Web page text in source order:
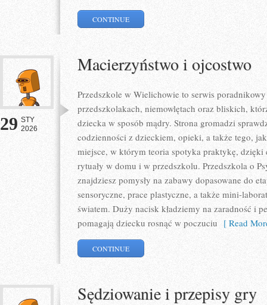
CONTINUE
29 STY
2026
Macierzyństwo i ojcostwo
Przedszkole w Wielichowie to serwis
przedszkolakach, niemowlętach oraz bliskich,
dziecka w sposób mądry. Strona gromadzi
codzienności z dzieckiem, opieki, a także tego,
miejsce, w którym teoria spotyka praktykę, dzięki
rytuały w domu i w przedszkolu. Przedszkola o
znajdziesz pomysły na zabawy dopasowane do
sensoryczne, prace plastyczne, a także mini-
światem. Duży nacisk kładziemy na zaradność i
pomagają dziecku rosnąć w poczuciu [ Read
CONTINUE
Sędziowanie i przepisy gry